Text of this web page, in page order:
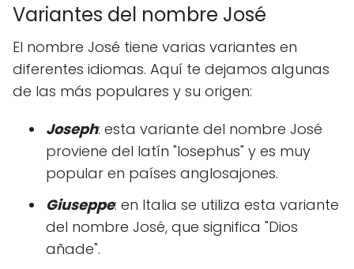
Variantes del nombre José
El nombre José tiene varias variantes en
diferentes idiomas. Aquí te dejamos algunas
de las más populares y su origen:
Joseph: esta variante del nombre José
proviene del latín "Iosephus" y es muy
popular en países anglosajones.
Giuseppe: en Italia se utiliza esta variante
del nombre José, que significa "Dios
añade".